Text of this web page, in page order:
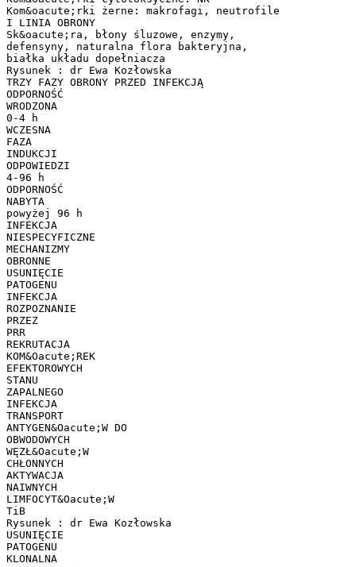
Kom&oacute;rki żerne: makrofagi, neutrofile
I LINIA OBRONY
Sk&oacute;ra, błony śluzowe, enzymy,
defensyny, naturalna flora bakteryjna,
białka układu dopełniacza
Rysunek : dr Ewa Kozłowska
TRZY FAZY OBRONY PRZED INFEKCJĄ
ODPORNOŚĆ
WRODZONA
0-4 h
WCZESNA
FAZA
INDUKCJI
ODPOWIEDZI
4-96 h
ODPORNOŚĆ
NABYTA
powyżej 96 h
INFEKCJA
NIESPECYFICZNE
MECHANIZMY
OBRONNE
USUNIĘCIE
PATOGENU
INFEKCJA
ROZPOZNANIE
PRZEZ
PRR
REKRUTACJA
KOM&Oacute;REK
EFEKTOROWYCH
STANU
ZAPALNEGO
INFEKCJA
TRANSPORT
ANTYGEN&Oacute;W DO
OBWODOWYCH
WĘZŁ&Oacute;W
CHŁONNYCH
AKTYWACJA
NAIWNYCH
LIMFOCYT&Oacute;W
TiB
Rysunek : dr Ewa Kozłowska
USUNIĘCIE
PATOGENU
KLONALNA